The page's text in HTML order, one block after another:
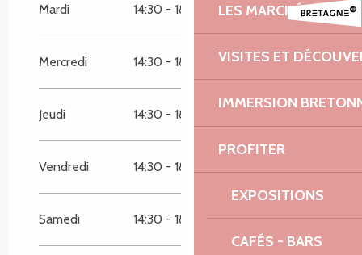
LES MARCHÉS
VISITES ET
IMMERSION
PROFITER
EXPOSITIONS
CAFÉS - BARS
Mardi 14:30 - 18:30
Mercredi 14:30 - 18:30
Jeudi 14:30 - 18:30
Vendredi 14:30 - 18:30
Samedi 14:30 - 18:30